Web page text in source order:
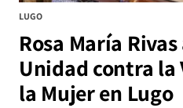
LUGO
Rosa María
Unidad contra la
la Mujer en Lugo